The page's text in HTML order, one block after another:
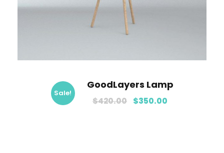
Sale!
GoodLayers Lamp
$420.00 $350.00